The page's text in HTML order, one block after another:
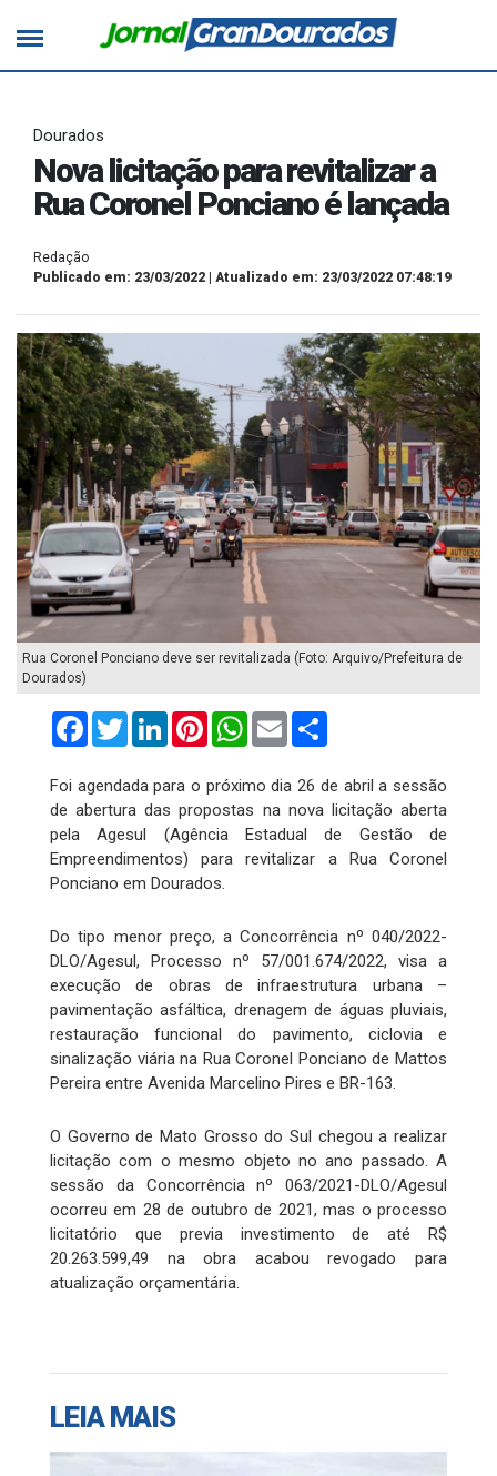
Dourados
Nova licitação para revitalizar a
Rua Coronel Ponciano é lançada
Redação
Publicado em: 23/03/2022 | Atualizado em: 23/03/2022 07:48:19
Rua Coronel Ponciano deve ser revitalizada (Foto: Arquivo/Prefeitura de
Dourados)
FacebookTwitterLinkedInPinterestWhatsApp
Email
Foi agendada para o próximo dia 26 de abril a sessão
de abertura das propostas na nova licitação aberta
pela Agesul (Agência Estadual de Gestão de
Empreendimentos) para revitalizar a Rua Coronel
Ponciano em Dourados.
Do tipo menor preço, a Concorrência nº 040/2022-
DLO/Agesul, Processo nº 57/001.674/2022, visa a
execução de obras de infraestrutura urbana –
pavimentação asfáltica, drenagem de águas pluviais,
restauração funcional do pavimento, ciclovia e
sinalização viária na Rua Coronel Ponciano de Mattos
Pereira entre Avenida Marcelino Pires e BR-163.
O Governo de Mato Grosso do Sul chegou a realizar
licitação com o mesmo objeto no ano passado. A
sessão da Concorrência nº 063/2021-DLO/Agesul
ocorreu em 28 de outubro de 2021, mas o processo
licitatório que previa investimento de até R$
20.263.599,49 na obra acabou revogado para
atualização orçamentária.
LEIA MAIS